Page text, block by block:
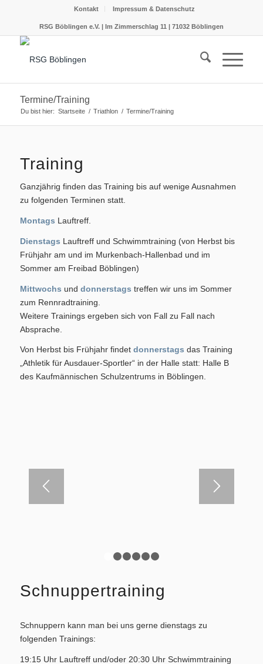
Kontakt Impressum & Datenschutz
RSG Böblingen e.V. | Im Zimmerschlag 11 | 71032 Böblingen
Termine/Training
Du bist hier: Startseite / Triathlon / Termine/Training
Training
Ganzjährig finden das Training bis auf wenige Ausnahmen
zu folgenden Terminen statt.
Montags Lauftreff.
Dienstags Lauftreff und Schwimmtraining (von Herbst bis
Frühjahr am und im Murkenbach-Hallenbad und im
Sommer am Freibad Böblingen)
Mittwochs und donnerstags treffen wir uns im Sommer
zum Rennradtraining.
Weitere Trainings ergeben sich von Fall zu Fall nach
Absprache.
Von Herbst bis Frühjahr findet donnerstags das Training
„Athletik für Ausdauer-Sportler“ in der Halle statt: Halle B
des Kaufmännischen Schulzentrums in Böblingen.
Schnuppertraining
Schnuppern kann man bei uns gerne dienstags zu
folgenden Trainings:
19:15 Uhr Lauftreff und/oder 20:30 Uhr Schwimmtraining